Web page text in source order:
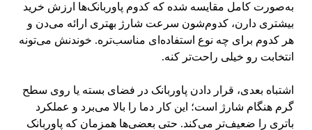
به‌صورت کامل مقایسه شده که کدوم پاوربانک‌ها ارزش خرید
بیشتری دارن، کدوم‌شون سرعت شارژ بهتری ارائه می‌دن و
هر کدوم برای چه نوع استفاده‌ای مناسب‌تره. خوندنش می‌تونه
انتخابت رو خیلی راحت‌تر کنه.
اشتباه بعدی، قرار دادن پاوربانک در فضای بسته یا روی سطح
گرم هنگام شارژ است؛ این کار دما را بالا می‌برد و عملکرد
باتری را ضعیف‌تر می‌کند. حتی بعضی‌ها همزمان که پاوربانک